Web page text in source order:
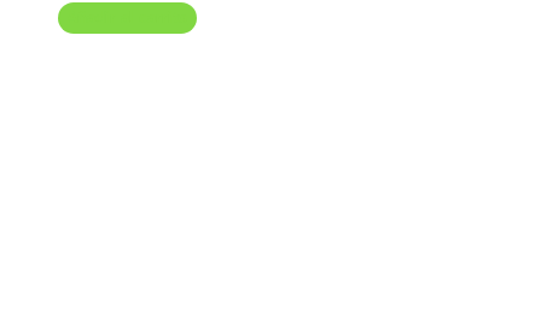
original